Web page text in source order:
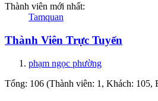
Thành viên mới nhất:
Tamquan
Thành Viên Trực Tuyến
phạm ngọc phường
Tổng: 106 (Thành viên: 1, Khách: 105,